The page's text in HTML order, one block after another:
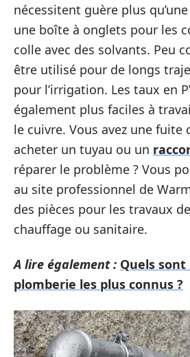
nécessitent guère plus
une boîte à onglets pour les
colle avec des solvants. Peu
être utilisé pour de longs
pour l’irrigation. Les taux en
également plus faciles à
le cuivre. Vous avez une fuite
acheter un tuyau ou un
réparer le problème ? Vous
au site professionnel de
des pièces pour les travaux
chauffage ou sanitaire.
A lire également : Quels sont
plomberie les plus connus ?